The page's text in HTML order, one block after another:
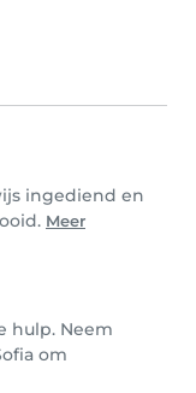
ingediend en
Meer
hulp. Neem
om